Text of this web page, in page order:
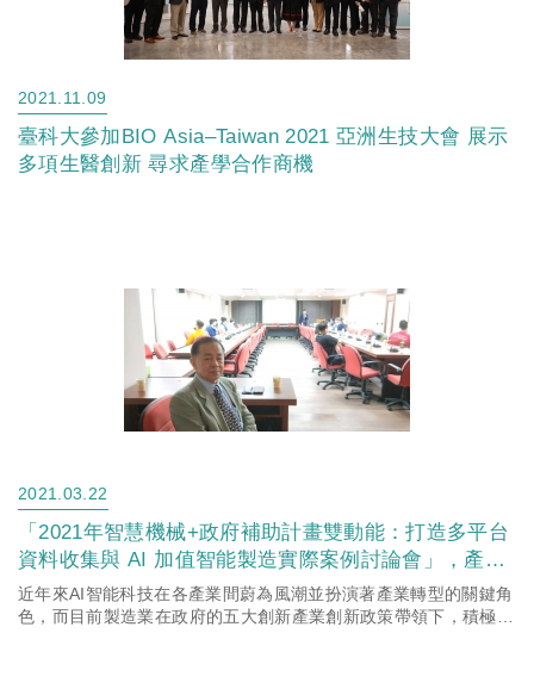
2021.11.09
臺科大參加BIO Asia–Taiwan 2021 亞洲生技大會 展示
多項生醫創新 尋求產學合作商機
2021.03.22
「2021年智慧機械+政府補助計畫雙動能：打造多平台
資料收集與 AI 加值智能製造實際案例討論會」，產學
合作共同邁向智能科技新契機。
近年來AI智能科技在各產業間蔚為風潮並扮演著產業轉型的關鍵角
色，而目前製造業在政府的五大創新產業創新政策帶領下，積極藉